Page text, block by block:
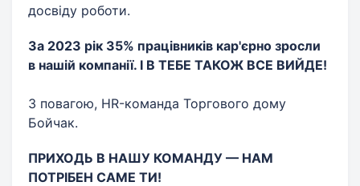
досвіду роботи.
За 2023 рік 35% працівників кар'єрно зросли
в нашій компанії. І В ТЕБЕ ТАКОЖ ВСЕ ВИЙДЕ!
З повагою, HR-команда Торгового дому
Бойчак.
ПРИХОДЬ В НАШУ КОМАНДУ — НАМ
ПОТРІБЕН САМЕ ТИ!